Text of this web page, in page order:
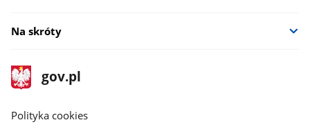
Na skróty
stopka
gov.pl
Strona
gov.pl
gov.pl
Polityka cookies